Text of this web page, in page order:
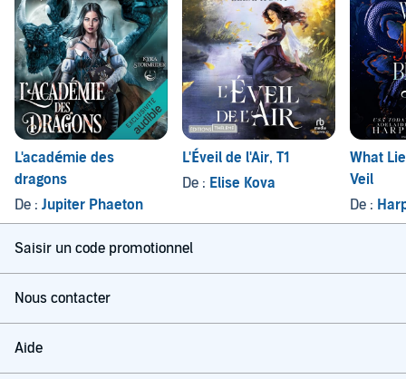
L'académie des
dragons
De : Jupiter Phaeton
L'Éveil de l'Air, T1
De : Elise Kova
What
Veil
De :
Saisir un code promotionnel
Nous contacter
Aide